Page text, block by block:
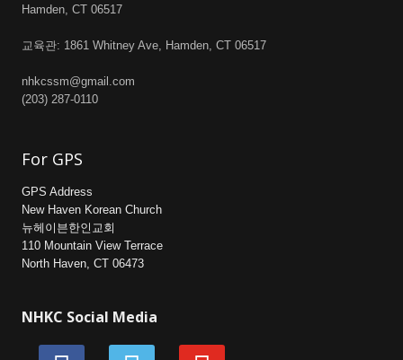
Hamden, CT 06517
교육관: 1861 Whitney Ave, Hamden, CT 06517
nhkcssm@gmail.com
(203) 287-0110
For GPS
GPS Address
New Haven Korean Church
뉴헤이븐한인교회
110 Mountain View Terrace
North Haven, CT 06473
NHKC Social Media
facebook vimeo youtube